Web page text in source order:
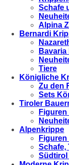
Schafe
Alpina
Bernardi
Tiere
Königliche
Zu den
Sets
Tiroler
Alpenkrippe
Figuren
Schafe,